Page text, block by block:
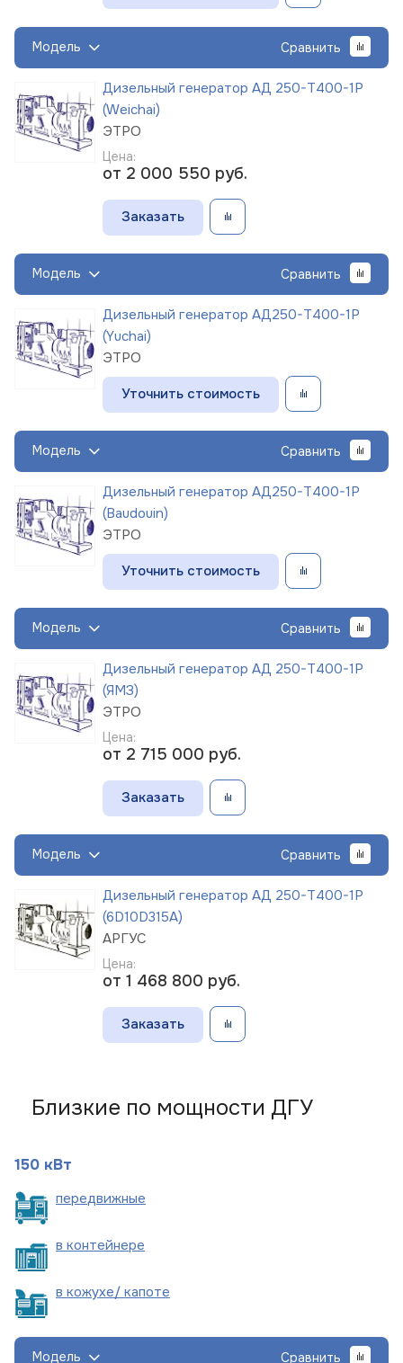
Модель Сравнить
Дизельный генератор АД 250-Т400-1Р
(Weichai)
ЭТРО
Цена:
от 2 000 550 руб.
Заказать
Модель Сравнить
Дизельный генератор АД250-Т400-1Р
(Yuchai)
ЭТРО
Уточнить стоимость
Модель Сравнить
Дизельный генератор АД250-Т400-1Р
(Baudouin)
ЭТРО
Уточнить стоимость
Модель Сравнить
Дизельный генератор АД 250-Т400-1Р
(ЯМЗ)
ЭТРО
Цена:
от 2 715 000 руб.
Заказать
Модель Сравнить
Дизельный генератор АД 250-Т400-1Р
(6D10D315A)
АРГУС
Цена:
от 1 468 800 руб.
Заказать
Близкие по мощности ДГУ
150 кВт
передвижные
в контейнере
в кожухе/ капоте
Модель Сравнить